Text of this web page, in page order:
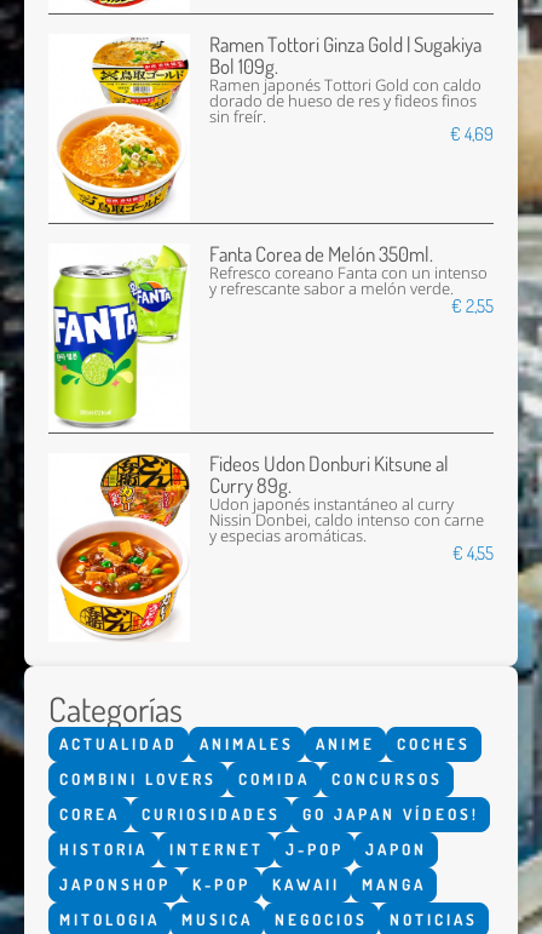
Ramen Tottori Ginza Gold | Sugakiya
Bol 109g.
Ramen japonés Tottori Gold con caldo
dorado de hueso de res y fideos finos
sin freír.
€ 4,69
Fanta Corea de Melón 350ml.
Refresco coreano Fanta con un intenso
y refrescante sabor a melón verde.
€ 2,55
Fideos Udon Donburi Kitsune al
Curry 89g.
Udon japonés instantáneo al curry
Nissin Donbei, caldo intenso con carne
y especias aromáticas.
€ 4,55
Categorías
ACTUALIDAD ANIMALES ANIME
COCHES
COMBINI LOVERS
COMIDA
CONCURSOS
COREA
CURIOSIDADES
GO JAPAN VÍDEOS!
HISTORIA
INTERNET J-POP
JAPON
JAPONSHOP
K-POP KAWAII
MANGA
MITOLOGIA
MUSICA NEGOCIOS NOTICIAS